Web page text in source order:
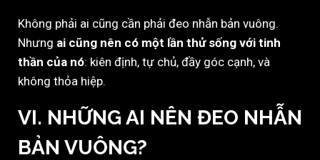
Không phải ai cũng cần phải đeo nhẫn bản vuông.
Nhưng ai cũng nên có một lần thử sống với tinh
thần của nó: kiên định, tự chủ, đầy góc cạnh, và
không thỏa hiệp.
VI. NHỮNG AI NÊN ĐEO NHẪN
BẢN VUÔNG?